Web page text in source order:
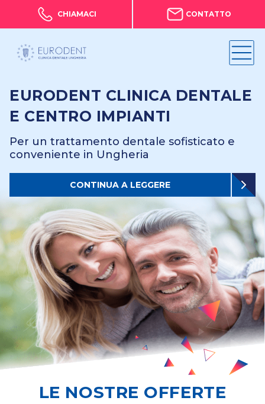
CHIAMACI CONTATTO
EURODENT CLINICA DENTALE
E CENTRO IMPIANTI
Per un trattamento dentale sofisticato e
conveniente in Ungheria
CONTINUA A LEGGERE
LE NOSTRE OFFERTE